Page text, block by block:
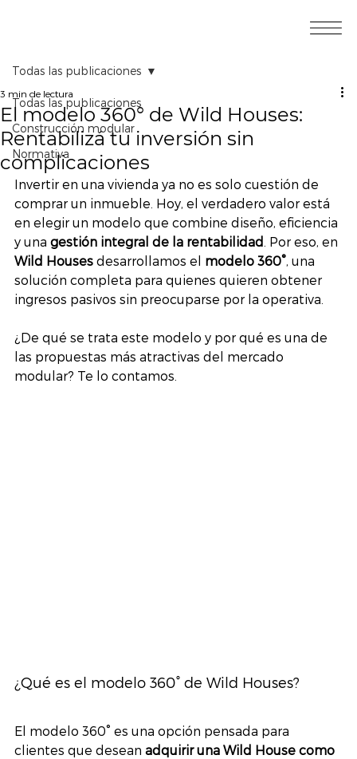
Todas las publicaciones
Construcción modular
Normativa
Todas las publicaciones
El modelo 360° de Wild Houses:
Rentabilizá tu inversión sin
complicaciones
3 min de lectura
Invertir en una vivienda ya no es solo cuestión de
comprar un inmueble. Hoy, el verdadero valor está
en elegir un modelo que combine diseño, eficiencia
y una gestión integral de la rentabilidad . Por eso, en
Wild Houses desarrollamos el modelo 360° , una
solución completa para quienes quieren obtener
ingresos pasivos sin preocuparse por la operativa.
¿De qué se trata este modelo y por qué es una de
las propuestas más atractivas del mercado
modular? Te lo contamos.
¿Qué es el modelo 360° de Wild Houses?
El modelo 360° es una opción pensada para
clientes que desean adquirir una Wild House como